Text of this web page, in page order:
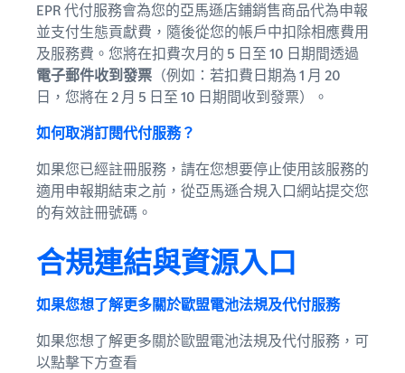
EPR 代付服務會為您的亞馬遜店鋪銷售商品代為申報
並支付生態貢獻費，隨後從您的帳戶中扣除相應費用
及服務費。您將在扣費次月的 5 日至 10 日期間透過
電子郵件收到發票 （例如：若扣費日期為 1 月 20
日，您將在 2 月 5 日至 10 日期間收到發票）。
如何取消訂閱代付服務？
如果您已經註冊服務，請在您想要停止使用該服務的
適用申報期結束之前，從亞馬遜合規入口網站提交您
的有效註冊號碼。
合規連結與資源入口
如果您想了解更多關於歐盟電池法規及代付服務
如果您想了解更多關於歐盟電池法規及代付服務，可
以點擊下方查看